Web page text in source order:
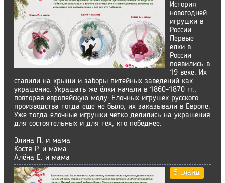
История
новогодней
игрушки в
России
Первые
ёлки в
России
появились в
19 веке. Их
ставили на крыши и заборы питейных заведений как
украшение. Украшать же ёлки начали в 1860-1870 гг.,
повторяя европейскую моду. Елочных игрушек русского
производства тогда еще не было, их заказывали в Европе.
Уже тогда елочные игрушки чётко делились на украшения
для состоятельных и для тех, кто победнее.
Элина П. и мама
Костя Р. и мама
Алёна Е. и мама
5 слайд